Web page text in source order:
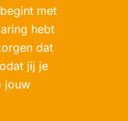
met
hebt
dat
jij je
jouw